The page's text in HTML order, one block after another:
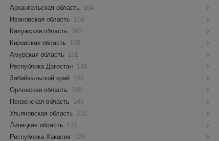
Архангельская область
164
Ивановская область
164
Калужская область
160
Кировская область
160
Амурская область
151
Республика Дагестан 148
Забайкальский край 146
Орловская область
146
Пензенская область
145
Ульяновская область
132
Липецкая область
131
Республика Хакасия
125